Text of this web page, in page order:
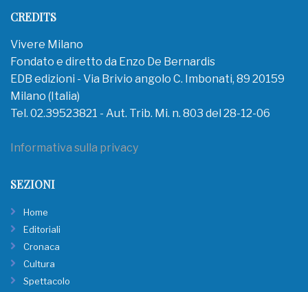
CREDITS
Vivere Milano
Fondato e diretto da Enzo De Bernardis
EDB edizioni - Via Brivio angolo C. Imbonati, 89 20159
Milano (Italia)
Tel. 02.39523821 - Aut. Trib. Mi. n. 803 del 28-12-06
Informativa sulla privacy
SEZIONI
Home
Editoriali
Cronaca
Cultura
Spettacolo